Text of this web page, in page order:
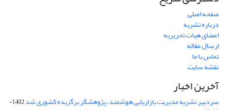
صفحه اصلی
درباره نشریه
اعضای هیات تحریریه
ارسال مقاله
تماس با ما
نقشه سایت
آخرین اخبار
سردبیر نشریه مدیریت بازاریابی هوشمند، پژوهشگر برگزیده کشوری شد
1402-